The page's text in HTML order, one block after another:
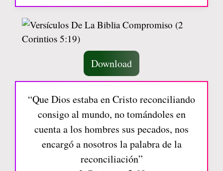
Download
“Que Dios estaba en Cristo reconciliando
consigo al mundo, no tomándoles en
cuenta a los hombres sus pecados, nos
encargó a nosotros la palabra de la
reconciliación”